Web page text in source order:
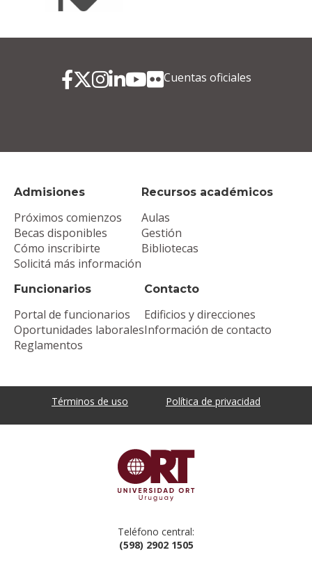
Admisiones
Próximos comienzos
Becas disponibles
Cómo inscribirte
Solicitá más información
Recursos académicos
Aulas
Gestión
Bibliotecas
Funcionarios
Portal de funcionarios
Oportunidades laborales
Reglamentos
Contacto
Edificios y direcciones
Información de contacto
Cuentas oficiales
Términos de uso Política de privacidad
Teléfono central:
(598) 2902 1505